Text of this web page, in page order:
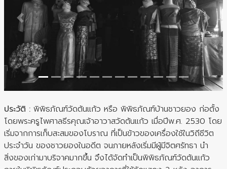
Previous Next
ประวัติ : พิพิธภัณฑ์วัดต้นแก้ว หรือ พิพิธภัณฑ์บ้านชาวยอง ก่อตั้ง
โดยพระครูไพศาลธีรคุณเจ้าอาวาสวัดต้นแก้ว เมื่อปีพ.ศ. 2530 โดย
เริ่มจากการเก็บสะสมของโบราณ ที่เป็นข้าวของเครื่องใช้ในวิถีชีวิต
ประจำวัน ของชาวยองในอดีต จนภายหลังเริ่มมีผู้มีจิตศรัทธา นำ
สิ่งของเก่ามาบริจาคมากขึ้น จึงได้จัดทำเป็นพิพิธภัณฑ์วัดต้นแก้ว